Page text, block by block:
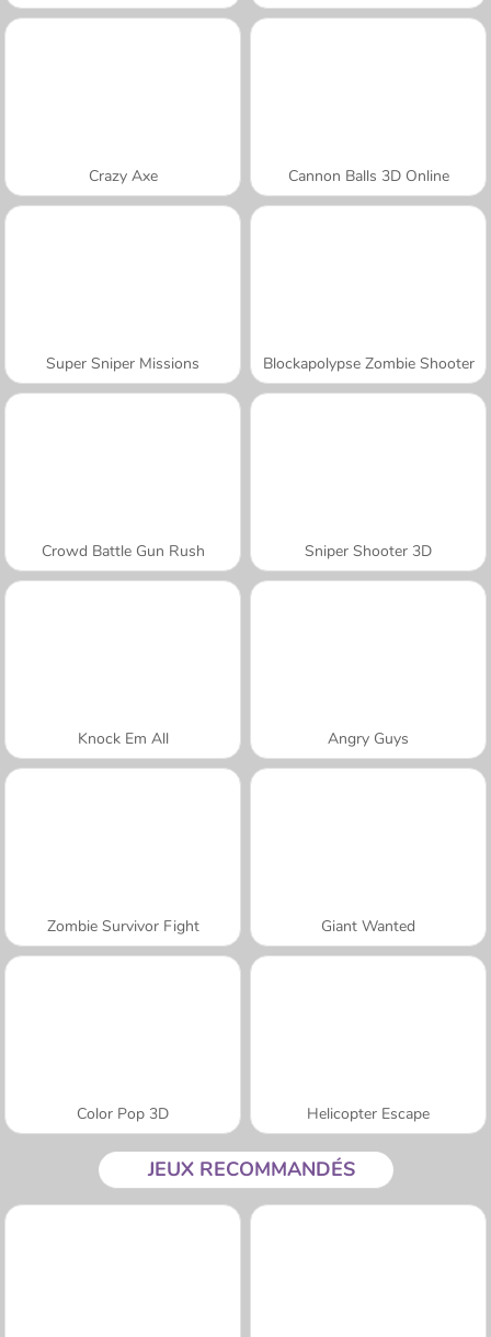
Crazy Axe Cannon Balls 3D Online
Super Sniper Missions Blockapolypse Zombie Shooter
Crowd Battle Gun Rush Sniper Shooter 3D
Knock Em All Angry Guys
Zombie Survivor Fight Giant Wanted
Color Pop 3D Helicopter Escape
JEUX RECOMMANDÉS